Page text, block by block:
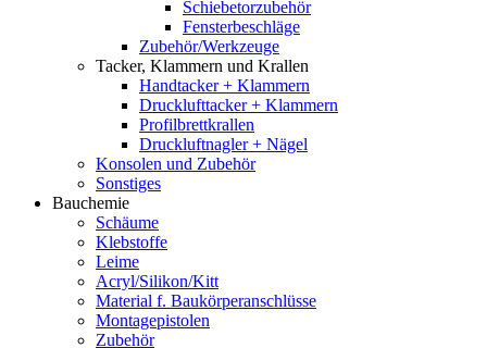
Schiebetorzubehör
Fensterbeschläge
Zubehör/Werkzeuge
Tacker, Klammern und Krallen
Handtacker + Klammern
Drucklufttacker + Klammern
Profilbrettkrallen
Druckluftnagler + Nägel
Konsolen und Zubehör
Sonstiges
Bauchemie
Schäume
Klebstoffe
Leime
Acryl/Silikon/Kitt
Material f. Baukörperanschlüsse
Montagepistolen
Zubehör